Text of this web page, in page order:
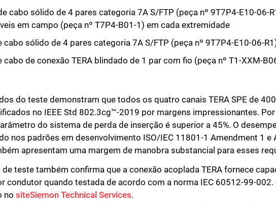
cabo sólido de 4 pares categoria 7A S/FTP (peça nº 9T7P4-E10-06-
em campo (peça nº T7P4-B01-1) em cada extremidade
cabo sólido de 4 pares categoria 7A S/FTP (peça nº 9T7P4-E10-06-
cabo de conexão TERA blindado de 1 par com fio (peça nº T1-XXM-
do teste demonstram que todos os quatro canais TERA SPE de
no IEEE Std 802.3cg™-2019 por margens impressionantes.
do sistema de perda de inserção é superior a 45%. O
nos padrões em desenvolvimento ISO/IEC 11801-1 Amendment 1 e
apresentam uma margem de manobra substancial para esses
de teste também confirma que a conexão acoplada TERA fornece
condutor quando testada de acordo com a norma IEC 60512-99-
no siteSiemon Technical Services.